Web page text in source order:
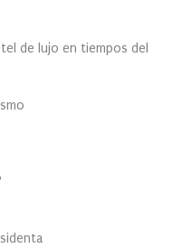
de lujo en tiempos del